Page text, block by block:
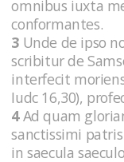
omnibus iuxta
conformantes.
3 Unde de ipso
scribitur de
interfecit
Iudc 16,30),
4Ad quam
sanctissimi
in saecula